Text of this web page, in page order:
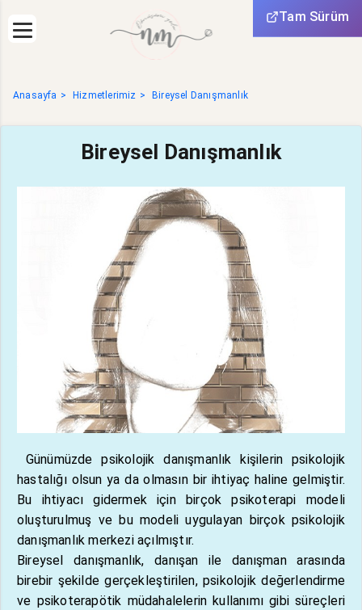
Tam Sürüm
Anasayfa Hizmetlerimiz Bireysel Danışmanlık
Bireysel Danışmanlık
Günümüzde psikolojik danışmanlık kişilerin psikolojik
hastalığı olsun ya da olmasın bir ihtiyaç haline gelmiştir.
Bu ihtiyacı gidermek için birçok psikoterapi modeli
oluşturulmuş ve bu modeli uygulayan birçok psikolojik
danışmanlık merkezi açılmıştır.
Bireysel danışmanlık, danışan ile danışman arasında
birebir şekilde gerçekleştirilen, psikolojik değerlendirme
ve psikoterapötik müdahalelerin kullanımı gibi süreçleri